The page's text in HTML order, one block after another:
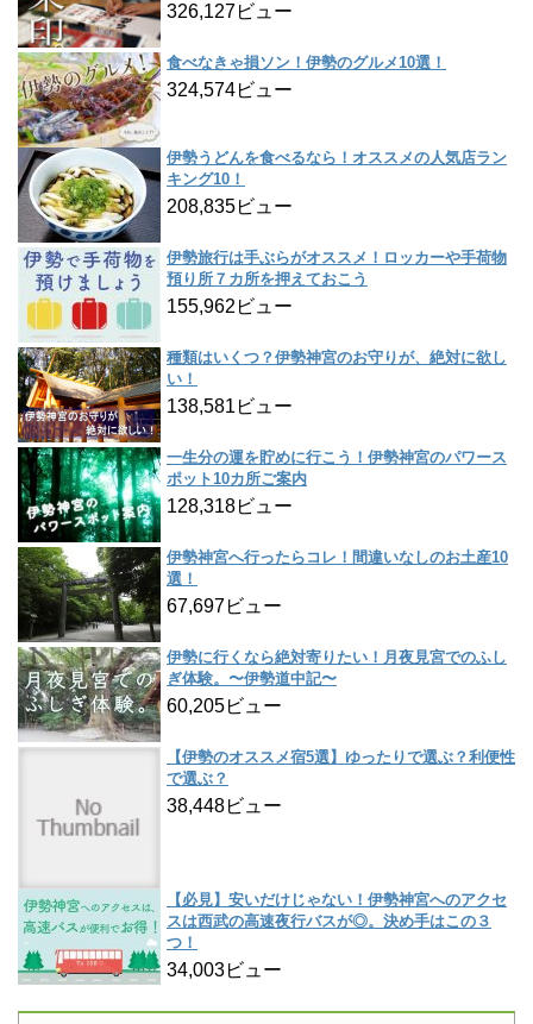
326,127ビュー
食べなきゃ損ソン！伊勢のグルメ10選！
324,574ビュー
伊勢うどんを食べるなら！オススメの人気店ラン
キング10！
208,835ビュー
伊勢旅行は手ぶらがオススメ！ロッカーや手荷物
預り所７カ所を押えておこう
155,962ビュー
種類はいくつ？伊勢神宮のお守りが、絶対に欲し
い！
138,581ビュー
一生分の運を貯めに行こう！伊勢神宮のパワース
ポット10カ所ご案内
128,318ビュー
伊勢神宮へ行ったらコレ！間違いなしのお土産10
選！
67,697ビュー
伊勢に行くなら絶対寄りたい！月夜見宮でのふし
ぎ体験。〜伊勢道中記〜
60,205ビュー
【伊勢のオススメ宿5選】ゆったりで選ぶ？利便性
で選ぶ？
38,448ビュー
【必見】安いだけじゃない！伊勢神宮へのアクセ
スは西武の高速夜行バスが◎。決め手はこの３
つ！
34,003ビュー